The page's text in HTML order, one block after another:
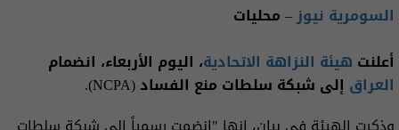
السومرية نيوز– محليات
أعلنت هيئة النزاهة الاتحادية، اليوم الأربعاء، انضمام
العراق إلى شبكة سلطات منع الفساد (NCPA).